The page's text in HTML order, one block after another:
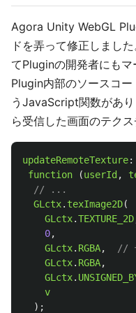
Agora Unity WebGL
ドを弄って修正しまし
てPluginの開発者にもマ
Plugin内部のソースコー
うJavaScript関数があ
ら受信した画面のテク
updateRemoteTexture:
function
(userId ,
// ...
GLctx. texImage2D(
GLctx.TEXTURE_2D
0,
GLctx. RGBA,
//
GLctx. RGBA,
GLctx.
v
);